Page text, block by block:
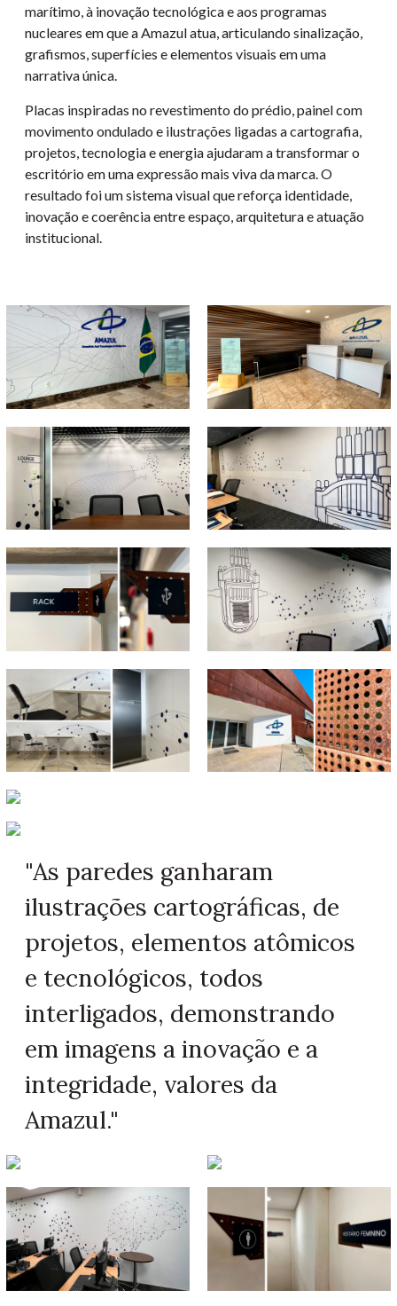
marítimo, à inovação tecnológica e aos programas
nucleares em que a Amazul atua, articulando sinalização,
grafismos, superfícies e elementos visuais em uma
narrativa única.
Placas inspiradas no revestimento do prédio, painel com
movimento ondulado e ilustrações ligadas a cartografia,
projetos, tecnologia e energia ajudaram a transformar o
escritório em uma expressão mais viva da marca. O
resultado foi um sistema visual que reforça identidade,
inovação e coerência entre espaço, arquitetura e atuação
institucional.
"As paredes ganharam
ilustrações cartográficas, de
projetos, elementos atômicos
e tecnológicos, todos
interligados, demonstrando
em imagens a inovação e a
integridade, valores da
Amazul."